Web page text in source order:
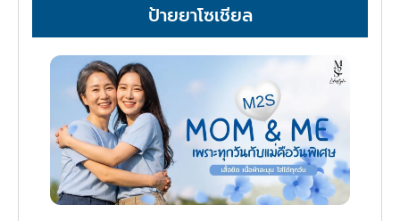
ป้ายยาโซเชียล